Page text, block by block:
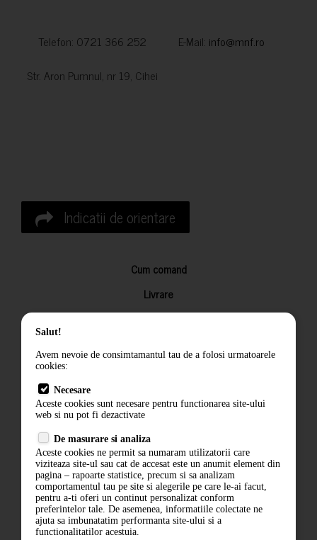
Telefon: 0721 366 252 E-Mail: info@mnf.ro
Str. Aron Pumnul, nr 19, Cihei
Indicatii de orientare
Cum comand
Livrare
Returnarea produselor
Termeni si conditii
Politica de confidentialitate
ANPC
Salut!
Avem nevoie de consimtamantul tau de a folosi urmatoarele
cookies:
Necesare
Aceste cookies sunt necesare pentru functionarea site-ului
web si nu pot fi dezactivate
De masurare si analiza
Aceste cookies ne permit sa numaram utilizatorii care
viziteaza site-ul sau cat de accesat este un anumit element din
pagina – rapoarte statistice, precum si sa analizam
comportamentul tau pe site si alegerile pe care le-ai facut,
pentru a-ti oferi un continut personalizat conform
preferintelor tale. De asemenea, informatiile colectate ne
ajuta sa imbunatatim performanta site-ului si a
functionalitatilor acestuia.